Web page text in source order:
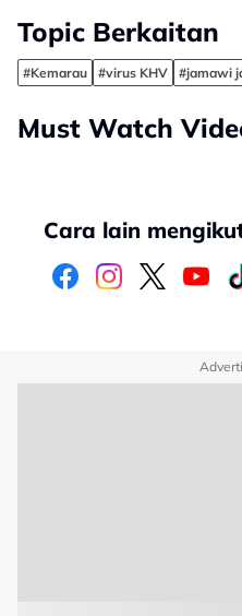
Topic Berkaitan
#Kemarau #virus KHV #jamawi
Must Watch
Cara lain